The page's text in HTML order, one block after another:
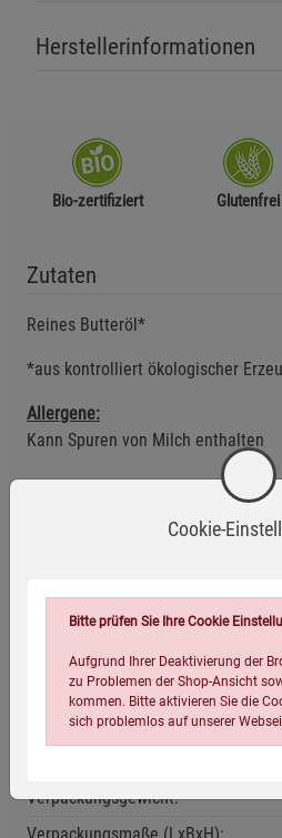
Herstellerinformationen
Bio-zertifiziert Glutenfrei
Zutaten
Reines Butteröl*
*aus kontrolliert ökologischer
Allergene:
Kann Spuren von Milch enthalten
Anwendungsempfehlung
Eigenschaften
Verpackungsgewicht:
Cookie-
Bitte prüfen Sie Ihre Cookie
Aufgrund Ihrer Deaktivierung der
zu Problemen der Shop-Ansicht
kommen. Bitte aktivieren Sie die
sich problemlos auf unserer